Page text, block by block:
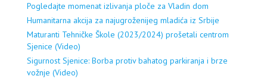
Pogledajte momenat izlivanja ploče za Vladin dom
Humanitarna akcija za najugroženijeg mladića iz Srbije
Maturanti Tehničke Škole (2023/2024) prošetali centrom
Sjenice (Video)
Sigurnost Sjenice: Borba protiv bahatog parkiranja i brze
vožnje (Video)